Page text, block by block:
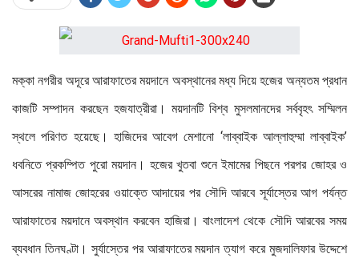
মক্কা নগরীর অদূরে আরাফাতের ময়দানে অবস্থানের মধ্য দিয়ে হজের অন্যতম প্রধান
কাজটি সম্পাদন করছেন হজযাত্রীরা। ময়দানটি বিশ্ব মুসলমানদের সর্ববৃহৎ সম্মিলন
স্থলে পরিণত হয়েছে। হাজিদের আবেগ মেশানো ‘লাব্বাইক আল্লাহুম্মা লাব্বাইক’
ধবনিতে প্রকম্পিত পুরো ময়দান। হজের খুতবা শুনে ইমামের পিছনে পরপর জোহর ও
আসরের নামাজ জোহরের ওয়াক্তে আদায়ের পর সৌদি আরবে সূর্যাস্তের আগ পর্যন্ত
আরাফাতের ময়দানে অবস্থান করবেন হাজিরা। বাংলাদেশ থেকে সৌদি আরবের সময়
ব্যবধান তিনঘণ্টা। সুর্যাস্তের পর আরাফাতের ময়দান ত্যাগ করে মুজদালিফার উদ্দেশে